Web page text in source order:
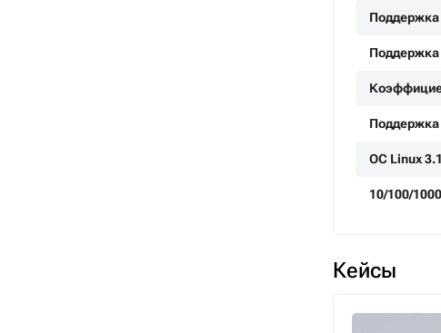
Поддержка
Поддержка
Поддержка
ОС Linux
10/100/
Кейсы